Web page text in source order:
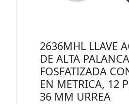
2636MHL LLAVE
DE ALTA PALANCA
FOSFATIZADA
EN METRICA, 12
36 MM URREA